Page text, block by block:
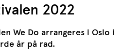
2022
We Do arrangeres i Oslo i
år på rad.